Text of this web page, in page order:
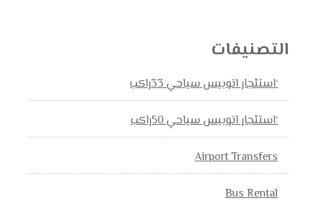
التصنيفات
‘استئجار اتوبيس سياحي 33راكب
‘استئجار اتوبيس سياحي 50راكب
Airport Transfers
Bus Rental